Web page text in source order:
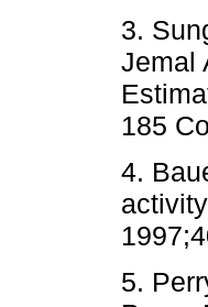
3.
Jemal
185
4.
5.